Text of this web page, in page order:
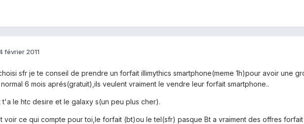
février 2011
sfr je te conseil de prendre un forfait illimythics smartphone(meme 1h)pour avoir une
normal 6 mois aprés(gratuit),ils veulent vraiment le vendre leur forfait smartphone..
t'a le htc desire et le galaxy s(un peu plus cher).
voir ce qui compte pour toi,le forfait (bt)ou le tel(sfr) pasque Bt a vraiment des offres